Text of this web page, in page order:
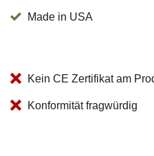
Made in USA
Kein CE Zertifikat am
Konformität fragwürdig